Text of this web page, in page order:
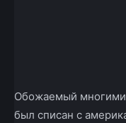
Обожаемый многими
был списан с